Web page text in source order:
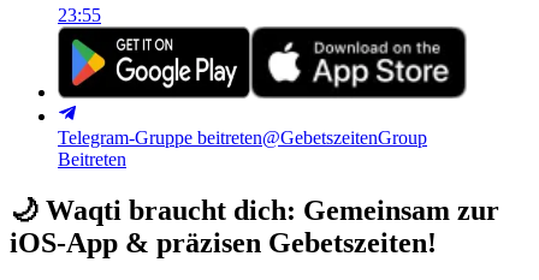
23:55
Telegram-Gruppe beitreten@GebetszeitenGroup
Beitreten
🌙 Waqti braucht dich: Gemeinsam zur
iOS-App & präzisen Gebetszeiten!